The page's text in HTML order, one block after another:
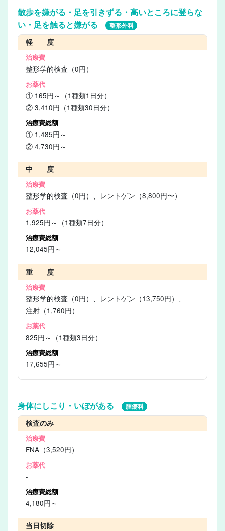
散歩を嫌がる・足を引きずる・高いところに登らな
い・足を触ると嫌がる
整形外科
軽 度
整形学的検査（0円）
① 165円～（1種類1日分）
② 3,410円（1種類30日分）
① 1,485円～
② 4,730円～
中 度
整形学的検査（0円）、レントゲン（8,800円〜）
1,925円～（1種類7日分）
12,045円～
重 度
整形学的検査（0円）、レントゲン（13,750円）、
注射（1,760円）
825円～（1種類3日分）
17,655円～
身体にしこり・いぼがある 腫瘍科
検査のみ
FNA（3,520円）
-
4,180円～
当日切除